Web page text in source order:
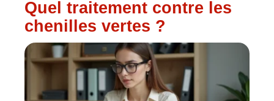
Quel traitement contre les
chenilles vertes ?